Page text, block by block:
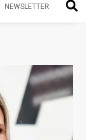
NEWSLETTER